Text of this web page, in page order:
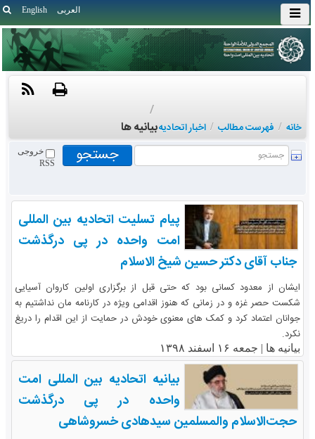
English العربی
خانه / فهرست مطالب / اخبار اتحادیه
/
بیانیه ها
خروجی
RSS
پیام تسلیت اتحادیه بین المللی
امت واحده در پی درگذشت
جناب آقای دکتر حسین شیخ الاسلام
ایشان از معدود کسانی بود که حتی قبل از برگزاری اولین کاروان آسیایی
شکست حصر غزه و در زمانی که هنوز اقدامی ویژه در کارنامه مان نداشتیم به
جوانان اعتماد کرد و کمک های معنوی خودش در حمایت از این اقدام را دریغ
نکرد.
بیانیه ها | جمعه ۱۶ اسفند ۱۳۹۸
بیانیه اتحادیه بین المللی امت
واحده در پی درگذشت
حجت‌الاسلام والمسلمین سیدهادی خسروشاهی